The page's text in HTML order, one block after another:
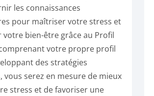
les connaissances
pour maîtriser votre stress et
votre bien-être grâce au Profil
comprenant votre propre profil
des stratégies
vous serez en mesure de mieux
stress et de favoriser une